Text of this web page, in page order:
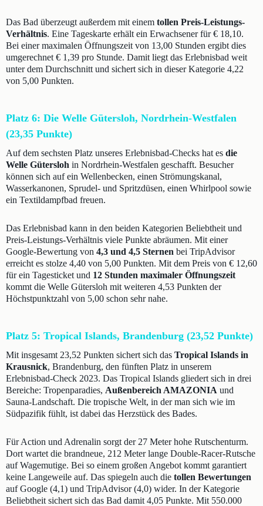
Das Bad überzeugt außerdem mit einem tollen Preis-Leistungs-
Verhältnis. Eine Tageskarte erhält ein Erwachsener für € 18,10.
Bei einer maximalen Öffnungszeit von 13,00 Stunden ergibt dies
umgerechnet € 1,39 pro Stunde. Damit liegt das Erlebnisbad weit
unter dem Durchschnitt und sichert sich in dieser Kategorie 4,22
von 5,00 Punkten.
Platz 6: Die Welle Gütersloh, Nordrhein-Westfalen
(23,35 Punkte)
Auf dem sechsten Platz unseres Erlebnisbad-Checks hat es die
Welle Gütersloh in Nordrhein-Westfalen geschafft. Besucher
können sich auf ein Wellenbecken, einen Strömungskanal,
Wasserkanonen, Sprudel- und Spritzdüsen, einen Whirlpool sowie
ein Textildampfbad freuen.
Das Erlebnisbad kann in den beiden Kategorien Beliebtheit und
Preis-Leistungs-Verhältnis viele Punkte abräumen. Mit einer
Google-Bewertung von 4,3 und 4,5 Sternen bei TripAdvisor
erreicht es stolze 4,40 von 5,00 Punkten. Mit dem Preis von € 12,60
für ein Tagesticket und 12 Stunden maximaler Öffnungszeit
kommt die Welle Gütersloh mit weiteren 4,53 Punkten der
Höchstpunktzahl von 5,00 schon sehr nahe.
Platz 5: Tropical Islands, Brandenburg (23,52 Punkte)
Mit insgesamt 23,52 Punkten sichert sich das Tropical Islands in
Krausnick, Brandenburg, den fünften Platz in unserem
Erlebnisbad-Check 2023. Das Tropical Islands gliedert sich in drei
Bereiche: Tropenparadies, Außenbereich AMAZONIA und
Sauna-Landschaft. Die tropische Welt, in der man sich wie im
Südpazifik fühlt, ist dabei das Herzstück des Bades.
Für Action und Adrenalin sorgt der 27 Meter hohe Rutschenturm.
Dort wartet die brandneue, 212 Meter lange Double-Racer-Rutsche
auf Wagemutige. Bei so einem großen Angebot kommt garantiert
keine Langeweile auf. Das spiegeln auch die tollen Bewertungen
auf Google (4,1) und TripAdvisor (4,0) wider. In der Kategorie
Beliebtheit sichert sich das Bad damit 4,05 Punkte. Mit 550.000